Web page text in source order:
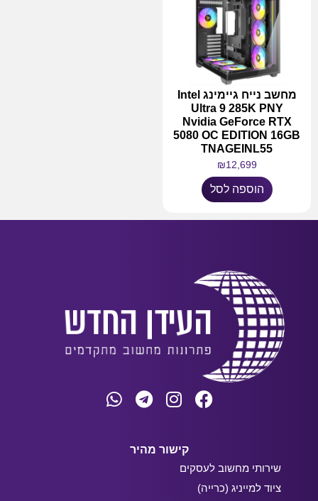
מחשב נייח גיימינג Intel
Ultra 9 285K PNY
Nvidia GeForce RTX
5080 OC EDITION 16GB
TNAGEINL55
₪12,699
הוספה לסל
קישור מהיר
שירותי מחשוב לעסקים
ציוד למייניג (כרייה)